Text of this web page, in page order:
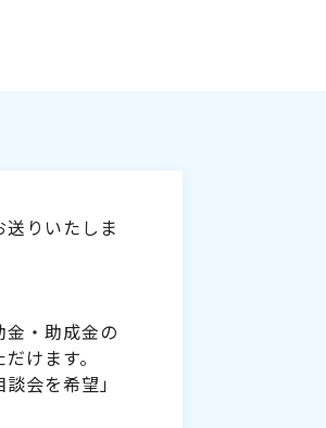
りいたしま
・助成金の
けます。
会を希望」